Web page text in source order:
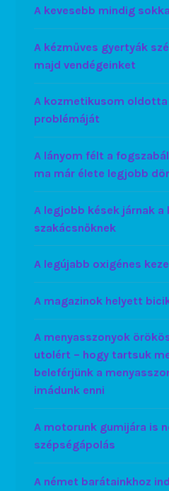
A kevesebb mindig
A kézműves gyertyák
majd vendégeinket
A kozmetikusom oldotta
problémáját
A lányom félt a
ma már élete legjobb
A legjobb kések járnak a
szakácsnőknek
A legújabb oxigénes
A magazinok helyett
A menyasszonyok
utolért – hogy tartsuk
beleférjünk a
imádunk enni
A motorunk gumijára is
szépségápolás
A német barátainkhoz